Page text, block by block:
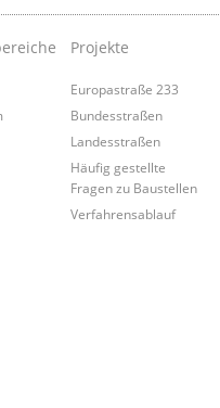
Projekte
Europastraße 233
Bundesstraßen
Landesstraßen
Häufig gestellte
Fragen zu Baustellen
Verfahrensablauf